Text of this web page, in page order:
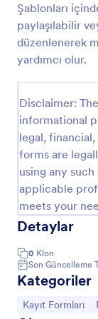
Şablonları
paylaşılabilir
düzenlenerek
yardımcı olur.
Disclaimer:
informational
legal,
forms are
using any
applicable
meets your
Detaylar
0 Klon
Son Güncelleme
Kategoriler
Kategoriye git:
Kayıt Formları
Kirpik
Kirpik
ve benzeri
Go to
Salon